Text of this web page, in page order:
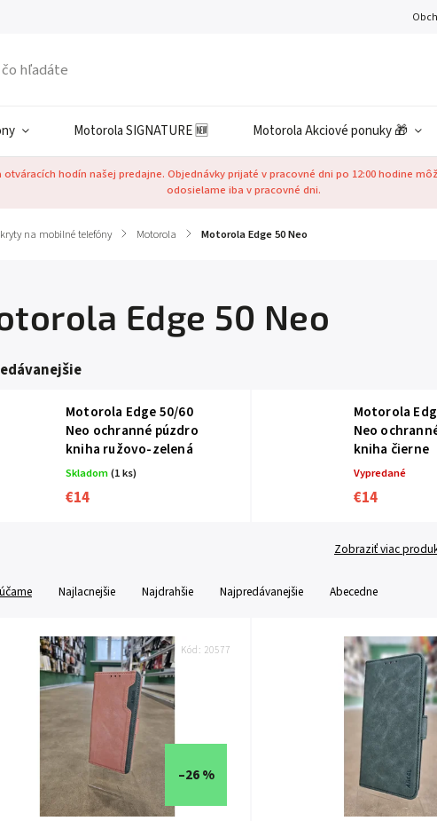
Motorola SIGNATURE 🆕 Motorola Akciové ponuky 🎁
hodín našej predajne. Objednávky prijaté v pracovné dni po 12:00 hodine
odosielame iba v pracovné dni.
na mobilné telefóny / Motorola / Motorola Edge 50 Neo
Edge 50 Neo
Motorola Edge 50/60
Neo ochranné púzdro
kniha ružovo-zelená
Skladom(1 ks)
€14
Motorola
Neo
kniha čierne
Vypredané
€14
Zobraziť viac
Najlacnejšie Najdrahšie Najpredávanejšie Abecedne
–26 %
Kód: 20577